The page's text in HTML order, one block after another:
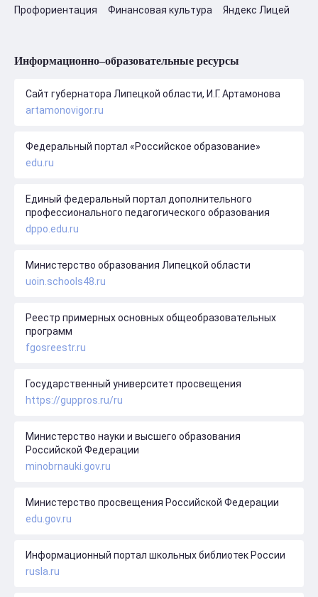
Профориентация
Финансовая культура Яндекс Лицей
Информационно–образовательные ресурсы
Сайт губернатора Липецкой области, И.Г. Артамонова
artamonovigor.ru
Федеральный портал «Российское образование»
edu.ru
Единый федеральный портал дополнительного
профессионального педагогического образования
dppo.edu.ru
Министерство образования Липецкой области
uoin.schools48.ru
Реестр примерных основных общеобразовательных
программ
fgosreestr.ru
Государственный университет просвещения
https://guppros.ru/ru
Министерство науки и высшего образования
Российской Федерации
minobrnauki.gov.ru
Министерство просвещения Российской Федерации
edu.gov.ru
Информационный портал школьных библиотек России
rusla.ru